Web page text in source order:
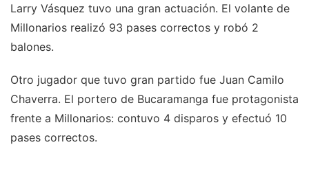
Larry Vásquez tuvo una gran actuación. El volante de
Millonarios realizó 93 pases correctos y robó 2
balones.
Otro jugador que tuvo gran partido fue Juan Camilo
Chaverra. El portero de Bucaramanga fue protagonista
frente a Millonarios: contuvo 4 disparos y efectuó 10
pases correctos.